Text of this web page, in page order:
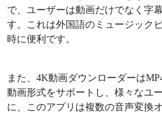
で、ユーザーは動画だけでなく字
す。これは外国語のミュージック
時に便利です。
また、4K動画ダウンローダーは
動画形式をサポートし、様々なユ
に、このアプリは複数の音声変換